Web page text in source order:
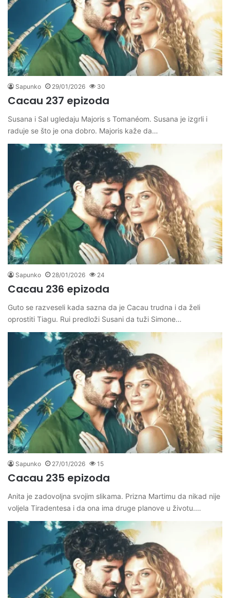
Sapunko 29/01/2026 30
Cacau 237 epizoda
Susana i Sal ugledaju Majoris s Tomanéom. Susana je izgrli i
raduje se što je ona dobro. Majoris kaže da…
Sapunko 28/01/2026 24
Cacau 236 epizoda
Guto se razveseli kada sazna da je Cacau trudna i da želi
oprostiti Tiagu. Rui predloži Susani da tuži Simone…
Sapunko 27/01/2026 15
Cacau 235 epizoda
Anita je zadovoljna svojim slikama. Prizna Martimu da nikad nije
voljela Tiradentesa i da ona ima druge planove u životu.…